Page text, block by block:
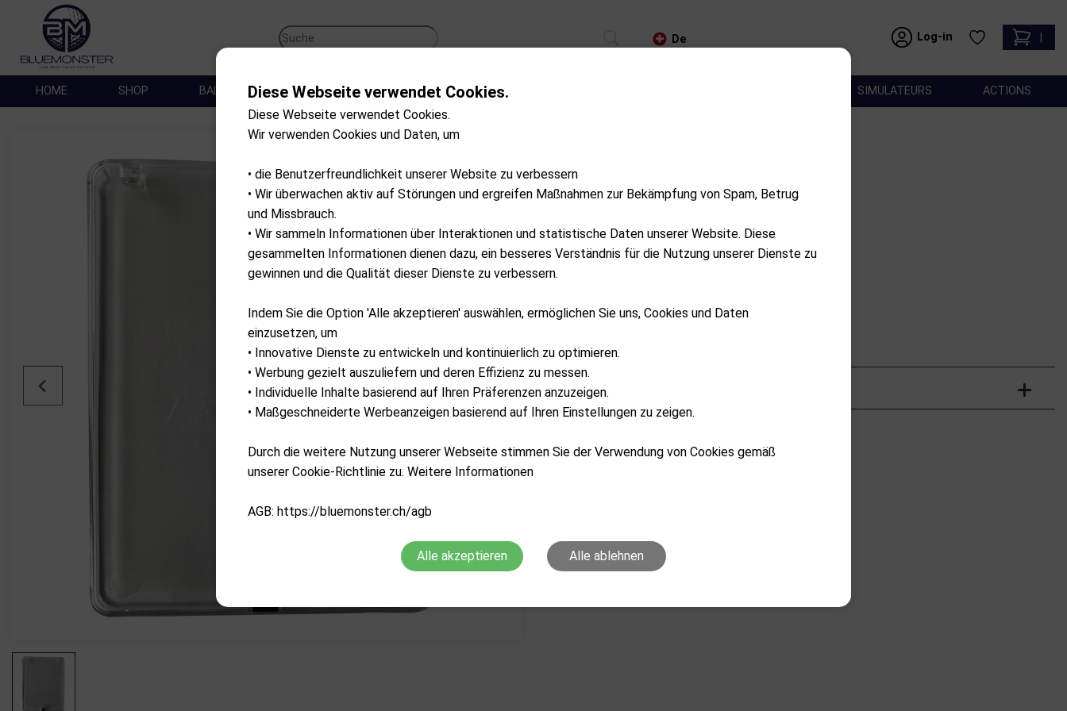
Log-in
De
HOME SHOP BALLES DE GOLF SACS TROLLEYS SIMULATEURS ACTIONS
Scorekartendeckel
CHF 8.00
In den Warenkorb
Eigenschaften
Diese Webseite verwendet Cookies.
Diese Webseite verwendet Cookies.
Wir verwenden Cookies und Daten, um
• die Benutzerfreundlichkeit unserer Website zu verbessern
• Wir überwachen aktiv auf Störungen und ergreifen Maßnahmen zur Bekämpfung von Spam, Betrug
und Missbrauch.
• Wir sammeln Informationen über Interaktionen und statistische Daten unserer Website. Diese
gesammelten Informationen dienen dazu, ein besseres Verständnis für die Nutzung unserer Dienste zu
gewinnen und die Qualität dieser Dienste zu verbessern.
Indem Sie die Option 'Alle akzeptieren' auswählen, ermöglichen Sie uns, Cookies und Daten
einzusetzen, um
• Innovative Dienste zu entwickeln und kontinuierlich zu optimieren.
• Werbung gezielt auszuliefern und deren Effizienz zu messen.
• Individuelle Inhalte basierend auf Ihren Präferenzen anzuzeigen.
• Maßgeschneiderte Werbeanzeigen basierend auf Ihren Einstellungen zu zeigen.
Durch die weitere Nutzung unserer Webseite stimmen Sie der Verwendung von Cookies gemäß
unserer Cookie-Richtlinie zu. Weitere Informationen
AGB: https://bluemonster.ch/agb
Alle akzeptieren Alle ablehnen